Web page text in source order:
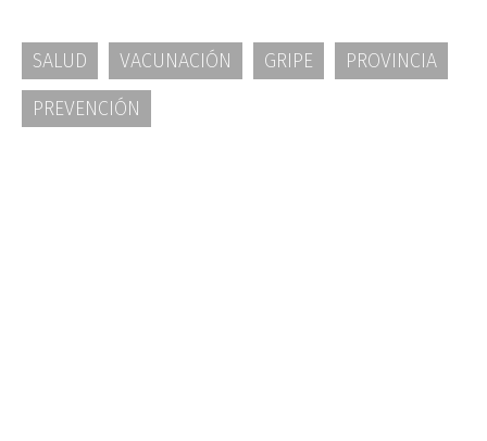
SALUD VACUNACIÓN GRIPE
PROVINCIA
PREVENCIÓN